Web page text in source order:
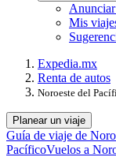
Mis
Expedia.mx
Renta de autos
Noroeste del
Planear un viaje
Guía de viaje de
PacíficoVuelos a